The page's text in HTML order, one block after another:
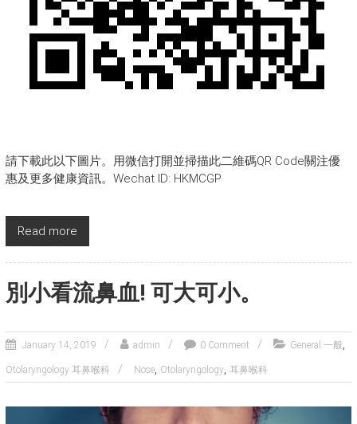
請下載此以下圖片。用微信打開並掃描此二維碼QR Code關注優
惠及更多健康資訊。Wechat ID: HKMCGP
Read more
別小看流鼻血! 可大可小。
January 14, 2019 admin 0 Comment General 一般
Otolaryngology 耳鼻喉科 Nose, Otolaryngology, 耳鼻喉科